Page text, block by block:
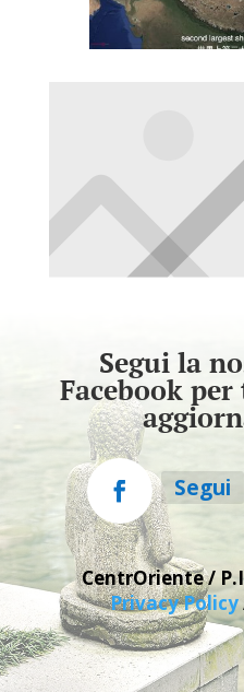
Segui la
Facebook
Segui
CentrOriente /
Privacy Policy